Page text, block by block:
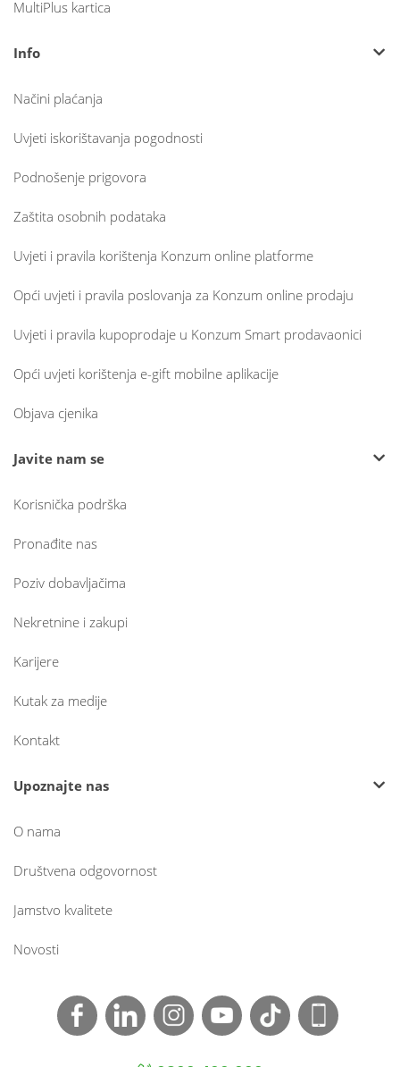
MultiPlus kartica
Info
Načini plaćanja
Uvjeti iskorištavanja pogodnosti
Podnošenje prigovora
Zaštita osobnih podataka
Uvjeti i pravila korištenja Konzum online platforme
Opći uvjeti i pravila poslovanja za Konzum online prodaju
Uvjeti i pravila kupoprodaje u Konzum Smart prodavaonici
Opći uvjeti korištenja e-gift mobilne aplikacije
Objava cjenika
Javite nam se
Korisnička podrška
Pronađite nas
Poziv dobavljačima
Nekretnine i zakupi
Karijere
Kutak za medije
Kontakt
Upoznajte nas
O nama
Društvena odgovornost
Jamstvo kvalitete
Novosti